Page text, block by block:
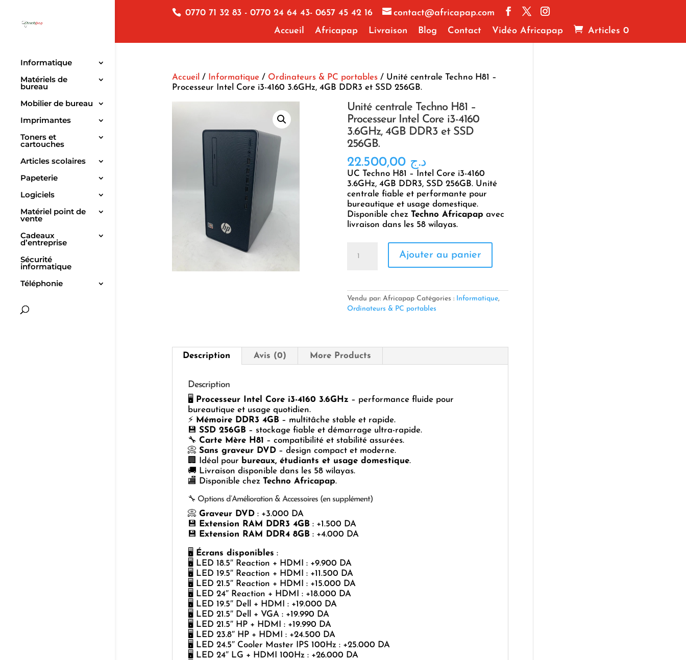
0770 71 32 83 - 0770 24 64 43- 0657 45 42 16
contact@africapap.com
Accueil
Africapap Livraison Blog Contact Vidéo Africapap Articles 0
Informatique
Matériels de
bureau
Mobilier de bureau
Imprimantes
Toners et
cartouches
Articles scolaires
Papeterie
Logiciels
Matériel point de
vente
Cadeaux
d’entreprise
Sécurité
informatique
Téléphonie
Accueil / Informatique/ Ordinateurs & PC portables/ Unité centrale Techno H81 –
Processeur Intel Core i3-4160 3.6GHz, 4GB DDR3 et SSD 256GB.
Unité centrale Techno H81 –
Processeur Intel Core i3-4160
3.6GHz, 4GB DDR3 et SSD
256GB.
د.ج 22.500,00
UC Techno H81 – Intel Core i3-4160
3.6GHz, 4GB DDR3, SSD 256GB. Unité
centrale fiable et performante pour
bureautique et usage domestique.
Disponible chez Techno Africapap avec
livraison dans les 58 wilayas.
H81
–
i3-
4160
et
256GB.
Ajouter au panier
Vendu par: Africapap Catégories : Informatique,
Ordinateurs & PC portables
Description Avis (0) More Products
Description
🖥️ Processeur Intel Core i3-4160 3.6GHz – performance fluide pour
bureautique et usage quotidien.
⚡ Mémoire DDR3 4GB– multitâche stable et rapide.
💾 SSD 256GB– stockage fiable et démarrage ultra-rapide.
🔧 Carte Mère H81 – compatibilité et stabilité assurées.
📀 Sans graveur DVD– design compact et moderne.
🏢 Idéal pour bureaux, étudiants et usage domestique.
🚚 Livraison disponible dans les 58 wilayas.
🏬 Disponible chez Techno Africapap.
🔧 Options d’Amélioration & Accessoires (en supplément)
📀 Graveur DVD: +3.000 DA
💾
Extension RAM DDR3 4GB: +1.500 DA
💾
Extension RAM DDR4 8GB: +4.000 DA
🖥 Écrans disponibles :
🖥️ LED 18.5″ Reaction + HDMI : +9.900 DA
🖥️ LED 19.5″ Reaction + HDMI : +11.500 DA
🖥️ LED 21.5″ Reaction + HDMI : +15.000 DA
🖥️ LED 24″ Reaction + HDMI : +18.000 DA
🖥️ LED 19.5″ Dell + HDMI : +19.000 DA
🖥️ LED 21.5″ Dell + VGA : +19.990 DA
🖥️ LED 21.5″ HP + HDMI : +19.990 DA
🖥️ LED 23.8″ HP + HDMI : +24.500 DA
🖥️ LED 24.5″ Cooler Master IPS 100Hz : +25.000 DA
🖥️ LED 24″ LG + HDMI 100Hz : +26.000 DA